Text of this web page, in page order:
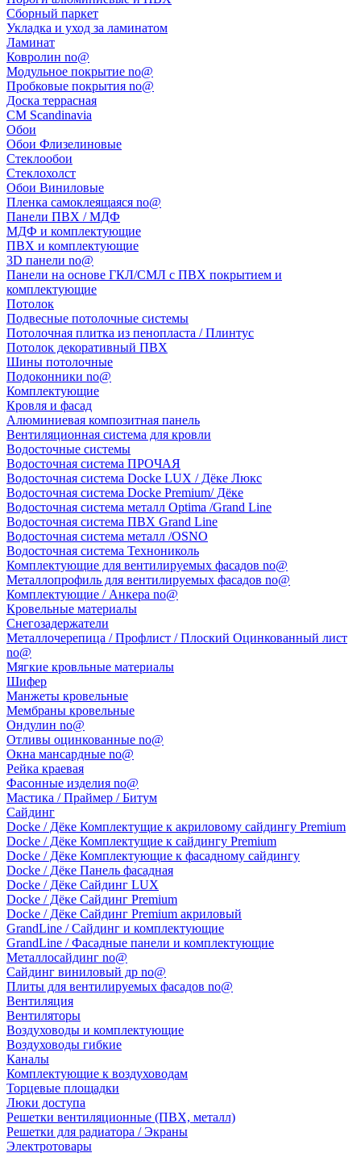
Сборный паркет
Укладка и уход за ламинатом
Ламинат
Ковролин no@
Модульное покрытие no@
Пробковые покрытия no@
Доска террасная
CM Scandinavia
Обои
Обои Флизелиновые
Стеклообои
Стеклохолст
Обои Виниловые
Пленка самоклеящаяся no@
Панели ПВХ / МДФ
МДФ и комплектующие
ПВХ и комплектующие
3D панели no@
Панели на основе ГКЛ/СМЛ с ПВХ покрытием и
комплектующие
Потолок
Подвесные потолочные системы
Потолочная плитка из пенопласта / Плинтус
Потолок декоративный ПВХ
Шины потолочные
Подоконники no@
Комплектующие
Кровля и фасад
Алюминиевая композитная панель
Вентиляционная система для кровли
Водосточные системы
Водосточная система ПРОЧАЯ
Водосточная система Docke LUX / Дёке Люкс
Водосточная система Docke Premium/ Дёке
Водосточная система металл Optima /Grand Line
Водосточная система ПВХ Grand Line
Водосточная система металл /OSNO
Водосточная система Технониколь
Комплектующие для вентилируемых фасадов no@
Металлопрофиль для вентилируемых фасадов no@
Комплектующие / Анкера no@
Кровельные материалы
Снегозадержатели
Металлочерепица / Профлист / Плоский Оцинкованный лист
no@
Мягкие кровльные материалы
Шифер
Манжеты кровельные
Мембраны кровельные
Ондулин no@
Отливы оцинкованные no@
Окна мансардные no@
Рейка краевая
Фасонные изделия no@
Мастика / Праймер / Битум
Сайдинг
Docke / Дёке Комплектущие к акриловому сайдингу Premium
Docke / Дёке Комплектущие к сайдингу Premium
Docke / Дёке Комплектующие к фасадному сайдингу
Docke / Дёке Панель фасадная
Docke / Дёке Сайдинг LUX
Docke / Дёке Сайдинг Premium
Docke / Дёке Сайдинг Premium акриловый
GrandLine / Сайдинг и комплектующие
GrandLine / Фасадные панели и комплектующие
Металлосайдинг no@
Сайдинг виниловый др no@
Плиты для вентилируемых фасадов no@
Вентиляция
Вентиляторы
Воздуховоды и комплектующие
Воздуховоды гибкие
Каналы
Комплектующие к воздуховодам
Торцевые площадки
Люки доступа
Решетки вентиляционные (ПВХ, металл)
Решетки для радиатора / Экраны
Электротовары